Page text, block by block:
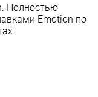
Полностью
Emotion по